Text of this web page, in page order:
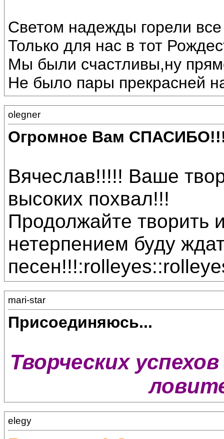
Светом надежды горели все
Только для нас в тот
Мы были счастливы,ну
Не было пары прекрасней
olegner
Огромное Вам
Вячеслав!!!!! Ваше
высоких похвал!!!
Продолжайте творить
нетерпением буду
mari-star
Присоединяюсь...
Творческих
elegy